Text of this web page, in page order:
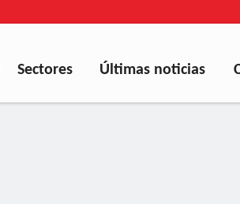
Sectores Últimas noticias